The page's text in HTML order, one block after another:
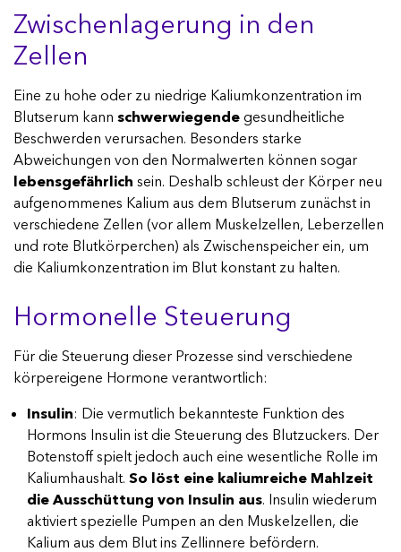
Zwischenlagerung in den
Zellen
Eine zu hohe oder zu niedrige Kaliumkonzentration im
Blutserum kann schwerwiegende gesundheitliche
Beschwerden verursachen. Besonders starke
Abweichungen von den Normalwerten können sogar
lebensgefährlich sein. Deshalb schleust der Körper neu
aufgenommenes Kalium aus dem Blutserum zunächst in
verschiedene Zellen (vor allem Muskelzellen, Leberzellen
und rote Blutkörperchen) als Zwischenspeicher ein, um
die Kaliumkonzentration im Blut konstant zu halten.
Hormonelle Steuerung
Für die Steuerung dieser Prozesse sind verschiedene
körpereigene Hormone verantwortlich:
Insulin: Die vermutlich bekannteste Funktion des
Hormons Insulin ist die Steuerung des Blutzuckers. Der
Botenstoff spielt jedoch auch eine wesentliche Rolle im
Kaliumhaushalt. So löst eine kaliumreiche Mahlzeit
die Ausschüttung von Insulin aus. Insulin wiederum
aktiviert spezielle Pumpen an den Muskelzellen, die
Kalium aus dem Blut ins Zellinnere befördern.